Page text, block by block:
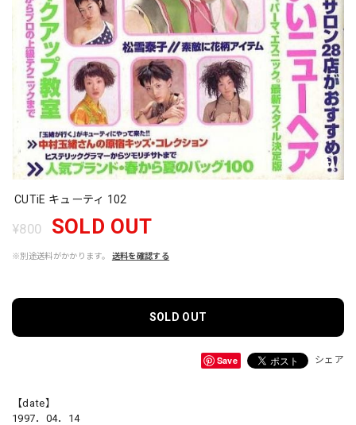
CUTiE キューティ 102
¥800 SOLD OUT
※別途送料がかかります。 送料を確認する
SOLD OUT
Save シェア
【date】
1997．04．14